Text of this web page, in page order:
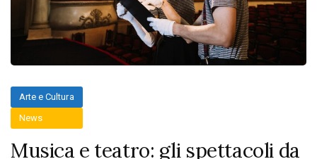
Arte e Cultura
News
Musica e teatro: gli spettacoli da